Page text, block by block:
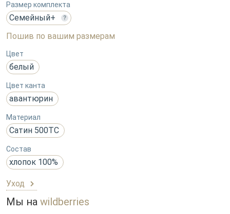
Размер комплекта
Семейный+ ?
Пошив по вашим размерам
Цвет
белый
Цвет канта
авантюрин
Материал
Сатин 500ТС
Состав
хлопок 100%
Уход
Мы на wildberries